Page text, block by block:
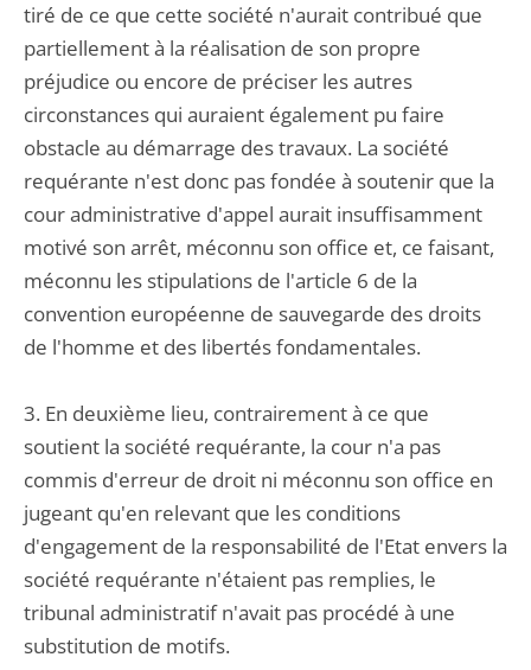
tiré de ce que cette société n'aurait contribué que
partiellement à la réalisation de son propre
préjudice ou encore de préciser les autres
circonstances qui auraient également pu faire
obstacle au démarrage des travaux. La société
requérante n'est donc pas fondée à soutenir que la
cour administrative d'appel aurait insuffisamment
motivé son arrêt, méconnu son office et, ce faisant,
méconnu les stipulations de l'article 6 de la
convention européenne de sauvegarde des droits
de l'homme et des libertés fondamentales.
3. En deuxième lieu, contrairement à ce que
soutient la société requérante, la cour n'a pas
commis d'erreur de droit ni méconnu son office en
jugeant qu'en relevant que les conditions
d'engagement de la responsabilité de l'Etat envers la
société requérante n'étaient pas remplies, le
tribunal administratif n'avait pas procédé à une
substitution de motifs.